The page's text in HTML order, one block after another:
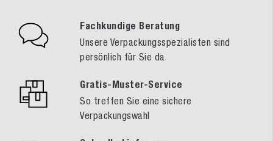
Fachkundige Beratung
Unsere Verpackungsspezialisten sind
persönlich für Sie da
Gratis-Muster-Service
So treffen Sie eine sichere
Verpackungswahl